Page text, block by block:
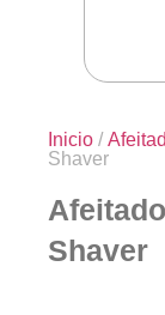
Inicio /
Shaver
Shaver